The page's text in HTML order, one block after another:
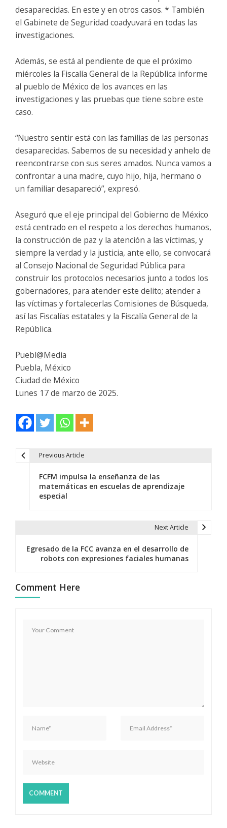
desaparecidas. En este y en otros casos. * También
el Gabinete de Seguridad coadyuvará en todas las
investigaciones.
Además, se está al pendiente de que el próximo
miércoles la Fiscalía General de la República informe
al pueblo de México de los avances en las
investigaciones y las pruebas que tiene sobre este
caso.
“Nuestro sentir está con las familias de las personas
desaparecidas. Sabemos de su necesidad y anhelo de
reencontrarse con sus seres amados. Nunca vamos a
confrontar a una madre, cuyo hijo, hija, hermano o
un familiar desapareció”, expresó.
Aseguró que el eje principal del Gobierno de México
está centrado en el respeto a los derechos humanos,
la construcción de paz y la atención a las víctimas, y
siempre la verdad y la justicia, ante ello, se convocará
al Consejo Nacional de Seguridad Pública para
construir los protocolos necesarios junto a todos los
gobernadores, para atender este delito; atender a
las víctimas y fortalecerlas Comisiones de Búsqueda,
así las Fiscalías estatales y la Fiscalía General de la
República.
Puebl@Media
Puebla, México
Ciudad de México
Lunes 17 de marzo de 2025.
i
Previous Article
FCFM impulsa la enseñanza de las
matemáticas en escuelas de aprendizaje
especial
Next Article
Egresado de la FCC avanza en el desarrollo de
robots con expresiones faciales humanas
Comment Here